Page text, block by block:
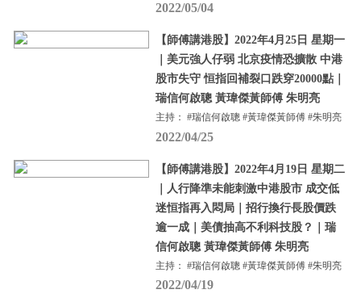
2022/05/04
【師傅講港股】2022年4月25日 星期一
｜美元強人仔弱 北京疫情恐擴散 中港
股市失守 恒指回補裂口跌穿20000點｜
瑞信何啟聰 黃瑋傑黃師傅 朱明亮
主持： #瑞信何啟聰 #黃瑋傑黃師傅 #朱明亮
2022/04/25
【師傅講港股】2022年4月19日 星期二
｜人行降準未能刺激中港股市 成交低
迷恒指再入悶局｜招行換行長股價跌
逾一成｜美債抽高不利科技股？｜瑞
信何啟聰 黃瑋傑黃師傅 朱明亮
主持： #瑞信何啟聰 #黃瑋傑黃師傅 #朱明亮
2022/04/19